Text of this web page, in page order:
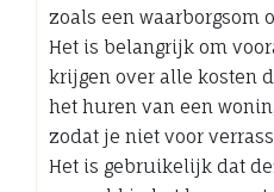
zoals een waarborgsom
Het is belangrijk om
krijgen over alle kosten
het huren van een
zodat je niet voor
Het is gebruikelijk dat